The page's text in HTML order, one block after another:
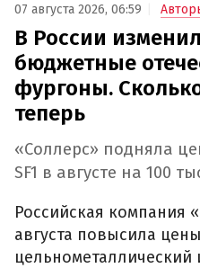
07 августа 2026, 06:59
В России
бюджетные
фургоны.
теперь
«Соллерс» подняла
SF1 в августе на 100
Российская компания
августа повысила
цельнометаллический